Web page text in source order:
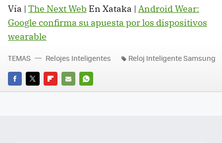
Vía | The Next Web En Xataka | Android Wear:
Google confirma su apuesta por los dispositivos
wearable
FACEBOOK
TWITTERFLIPBOARD
E-
WHATSAPP
TEMAS Relojes Inteligentes Reloj Inteligente Samsung